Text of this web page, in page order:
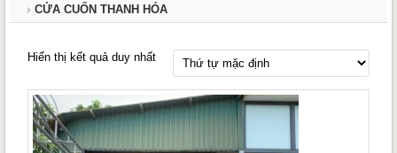
CỬA CUỐN THANH HÓA
Hiển thị kết quả duy nhất